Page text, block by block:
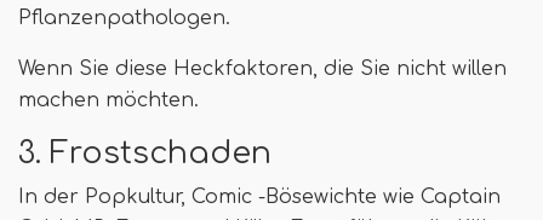
Pflanzenpathologen.
Wenn Sie diese Heckfaktoren, die Sie nicht willen
machen möchten.
3. Frostschaden
In der Popkultur, Comic -Bösewichte wie Captain